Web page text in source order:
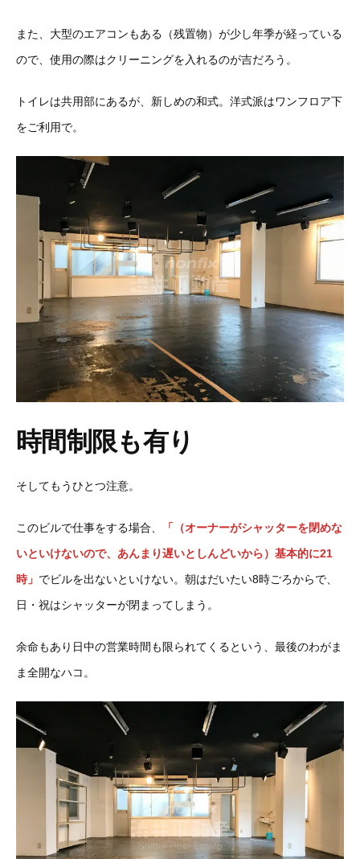
また、大型のエアコンもある（残置物）が少し年季が経っている
ので、使用の際はクリーニングを入れるのが吉だろう。
トイレは共用部にあるが、新しめの和式。洋式派はワンフロア下
をご利用で。
時間制限も有り
そしてもうひとつ注意。
このビルで仕事をする場合、
「（オーナーがシャッターを閉めな
いといけないので、あんまり遅いとしんどいから）基本的に21
時」 でビルを出ないといけない。朝はだいたい8時ごろからで、
日・祝はシャッターが閉まってしまう。
余命もあり日中の営業時間も限られてくるという、最後のわがま
ま全開なハコ。